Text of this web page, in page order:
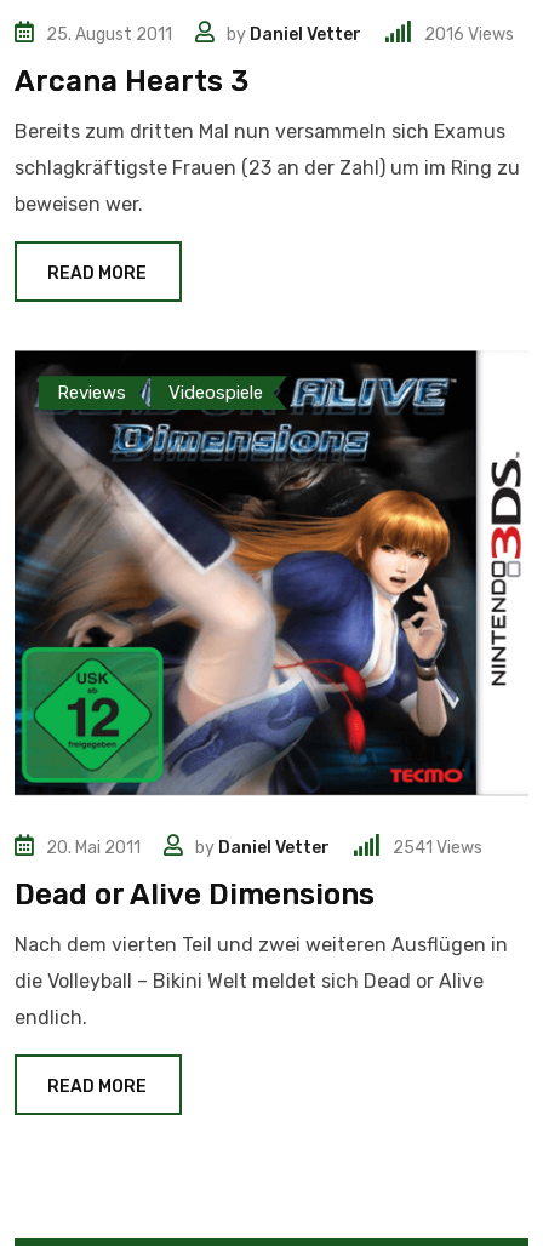
25. August 2011 by Daniel Vetter 2016 Views
Arcana Hearts 3
Bereits zum dritten Mal nun versammeln sich Examus
schlagkräftigste Frauen (23 an der Zahl) um im Ring zu
beweisen wer.
READ MORE
Reviews Videospiele
20. Mai 2011 by Daniel Vetter 2541 Views
Dead or Alive Dimensions
Nach dem vierten Teil und zwei weiteren Ausflügen in
die Volleyball – Bikini Welt meldet sich Dead or Alive
endlich.
READ MORE